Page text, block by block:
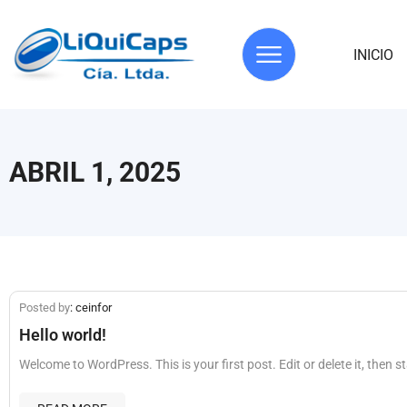
INICIO
ABRIL 1, 2025
Posted by: ceinfor
Hello world!
Welcome to WordPress. This is your first post. Edit or delete it, then